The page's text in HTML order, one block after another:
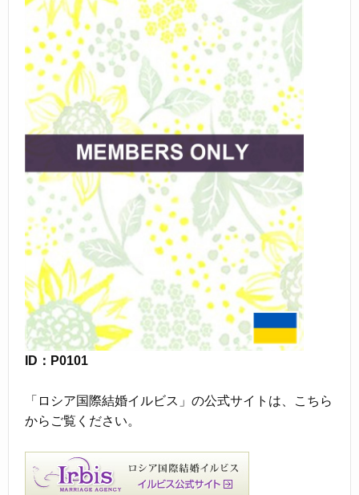
ID：P0101
「ロシア国際結婚イルビス」の公式サイトは、こちら
からご覧ください。